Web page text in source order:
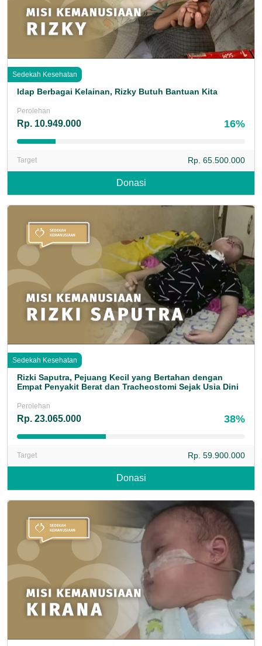
Sedekah Kesehatan
Idap Berbagai Kelainan, Rizky Butuh Bantuan Kita
Perolehan
Rp. 10.949.000 16%
Target Rp. 65.500.000
Donasi
Sedekah Kesehatan
Rizki Saputra, Pejuang Kecil yang Bertahan dengan
Empat Penyakit Berat dan Tracheostomi Sejak Usia Dini
Perolehan
Rp. 23.065.000 38%
Target Rp. 59.900.000
Donasi